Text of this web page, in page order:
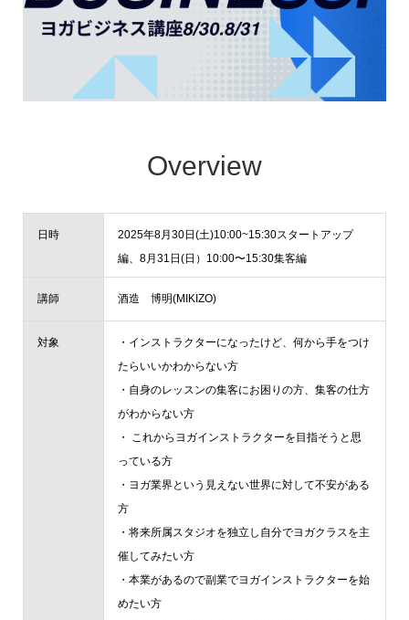
Overview
日時
2025年8月30日(土)10:00~15:30スタートアップ
編、8月31日(日）10:00〜15:30集客編
講師 酒造 博明(MIKIZO)
対象
・インストラクターになったけど、何から手をつけ
たらいいかわからない方
・自身のレッスンの集客にお困りの方、集客の仕方
がわからない方
・ これからヨガインストラクターを目指そうと思
っている方
・ヨガ業界という見えない世界に対して不安がある
方
・将来所属スタジオを独立し自分でヨガクラスを主
催してみたい方
・本業があるので副業でヨガインストラクターを始
めたい方